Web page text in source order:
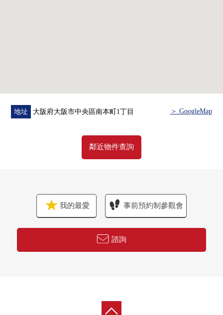
地址 大阪府大阪市中央區南本町1丁目 ＞ GoogleMap
鄰近物件查詢
我的最愛 事前預約制參觀會
諮詢